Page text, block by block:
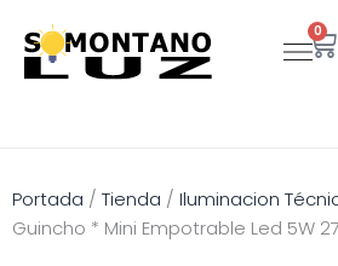
contenido
0
Portada / Tienda / Iluminacion
Guincho * Mini Empotrable Led 5W